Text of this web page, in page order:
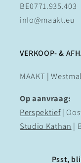
BE0771.935.403
info@maakt.eu
VERKOOP- &
MAAKT |
Op aanvraag:
Perspektief|
Studio Kathan |
Psst,